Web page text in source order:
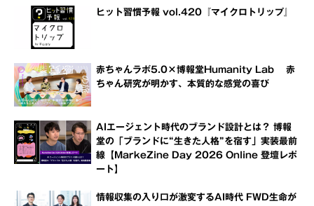
ヒット習慣予報 vol.420『マイクロトリップ』
赤ちゃんラボ5.0×博報堂Humanity Lab 赤
ちゃん研究が明かす、本質的な感覚の喜び
AIエージェント時代のブランド設計とは？ 博報
堂の「ブランドに“生きた人格”を宿す」実装最前
線【MarkeZine Day 2026 Online 登壇レポ
ート】
情報収集の入り口が激変するAI時代 FWD生命が